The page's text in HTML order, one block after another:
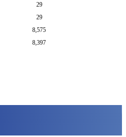
29
29
8,575
8,397